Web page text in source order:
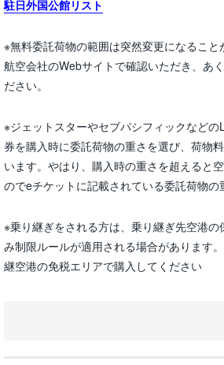
駐日外国公館リスト
※無料委託荷物の範囲は突然変更になるこ
航空会社のWebサイトで確認いただき、あ
ださい。
※ジェットスターやセブパシフィックなど
券を購入時に委託荷物の重さを選び、荷物
います。やはり、購入時の重さを超えると
のでeチケットに記載されている委託荷物の
※乗り継ぎをされる方は、乗り継ぎ先空港
み制限ルールが適用される場合があります
継空港の免税エリアで購入してください